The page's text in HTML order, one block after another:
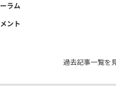
ラム
ント
過去記事一覧を